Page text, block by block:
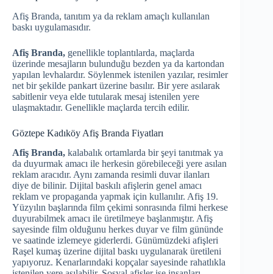
Afiş Branda, tanıtım ya da reklam amaçlı kullanılan
baskı uygulamasıdır.
Afiş Branda, genellikle toplantılarda, maçlarda
üzerinde mesajların bulunduğu bezden ya da kartondan
yapılan levhalardır. Söylenmek istenilen yazılar, resimler
net bir şekilde pankart üzerine basılır. Bir yere asılarak
sabitlenir veya elde tutularak mesaj istenilen yere
ulaşmaktadır. Genellikle maçlarda tercih edilir.
Göztepe Kadıköy Afiş Branda Fiyatları
Afiş Branda, kalabalık ortamlarda bir şeyi tanıtmak ya
da duyurmak amacı ile herkesin görebileceği yere asılan
reklam aracıdır. Aynı zamanda resimli duvar ilanları
diye de bilinir. Dijital baskılı afişlerin genel amacı
reklam ve propaganda yapmak için kullanılır. Afiş 19.
Yüzyılın başlarında film çekimi sonrasında filmi herkese
duyurabilmek amacı ile üretilmeye başlanmıştır. Afiş
sayesinde film olduğunu herkes duyar ve film gününde
ve saatinde izlemeye giderlerdi. Günümüzdeki afişleri
Raşel kumaş üzerine dijital baskı uygulanarak üretileni
yapıyoruz. Kenarlarındaki kopçalar sayesinde rahatlıkla